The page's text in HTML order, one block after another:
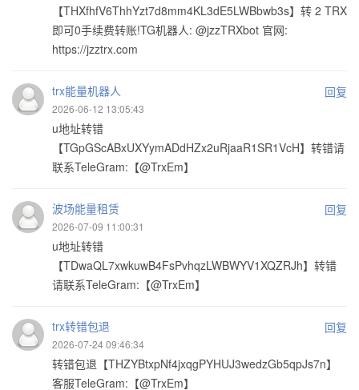
【THXfhfV6ThhYzt7d8mm4KL3dE5LWBbwb3s】转 2 TRX
即可0手续费转账!TG机器人: @jzzTRXbot 官网:
https://jzztrx.com
trx能量机器人 回复
2026-06-12 13:05:43
u地址转错
【TGpGScABxUXYymADdHZx2uRjaaR1SR1VcH】转错请
联系TeleGram:【@TrxEm】
波场能量租赁 回复
2026-07-09 11:00:31
u地址转错
【TDwaQL7xwkuwB4FsPvhqzLWBWYV1XQZRJh】转错
请联系TeleGram:【@TrxEm】
trx转错包退 回复
2026-07-24 09:46:34
转错包退【THZYBtxpNf4jxqgPYHUJ3wedzGb5qpJs7n】
客服TeleGram:【@TrxEm】